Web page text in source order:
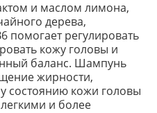
и маслом лимона,
дерева,
помогает регулировать
кожу головы и
баланс. Шампунь
жирности,
состоянию кожи головы
и более